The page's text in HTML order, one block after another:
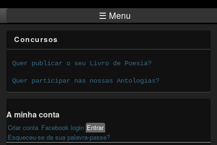
☰ Menu
Concursos
Quer publicar o seu Livro de Poesia?
Quer participar nas nossas Antologias?
A minha conta
Primary tabs
Criar conta Facebook login Entrar(active tab)
Esqueceu-se da sua palavra-passe?